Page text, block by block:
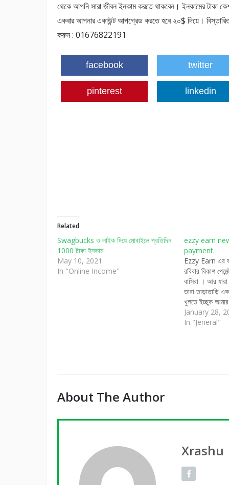
থেকে আপনি সারা জীবন ইনকাম করতে থাকবেন। ইনকামের টাকা
একবার আপনার একাউন্ট আপগ্রেড করতে হবে ২০$ দিয়ে।
করুন : 01676822191
facebook twitter
pinterest linkedin
Related
Swagbucks ও লাইক দিয়ে মোবাইলে প্রতিদিন
1000 টাকা ইনকাম
May 10, 2021
In "Online Income"
ezzy earn
payment.
Ezzy Earn এর
রবিবার বিকাশ
বাসিরা । আর
তারা তাড়াতাড়ি
খুলতে ইচ্ছুক
খুলে ফেলুন।
794537 reffer
January 28,
In "Jeneral"
About The Author
Xrashu